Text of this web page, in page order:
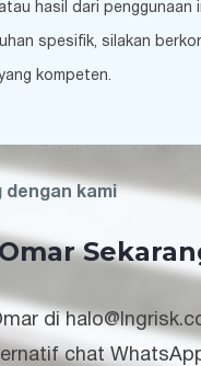
hasil dari penggunaan
spesifik, silakan
kompeten.
dengan kami
di
chat